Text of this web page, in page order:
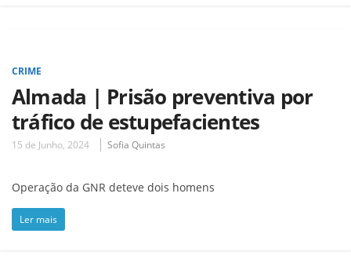
CRIME
Almada | Prisão preventiva por
tráfico de estupefacientes
15 de Junho, 2024 Sofia Quintas
Operação da GNR deteve dois homens
Ler mais